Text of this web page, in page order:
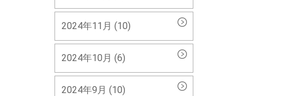
2024年11月 (10)
2024年10月 (6)
2024年9月 (10)